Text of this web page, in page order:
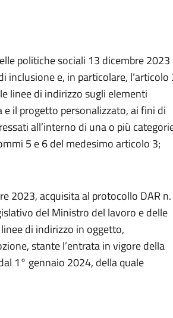
politiche sociali 13 dicembre 2023
inclusione e, in particolare, l’articolo
linee di indirizzo sugli elementi
il progetto personalizzato, ai fini di
all’interno di una o più
5 e 6 del medesimo articolo 3;
2023, acquisita al protocollo DAR n.
del Ministro del lavoro e delle
di indirizzo in oggetto,
stante l’entrata in vigore della
1° gennaio 2024, della quale